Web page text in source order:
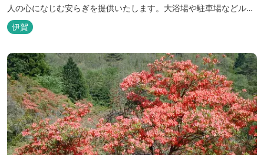
人の心になじむ安らぎを提供いたします。大浴場や駐車場などルー
トインホテルズの機能性や利便性はそのままに、穏やかな和のニュ
アンスを湛えた空間は、ビジネスにも観光にも、幅広くお役立てい
伊賀